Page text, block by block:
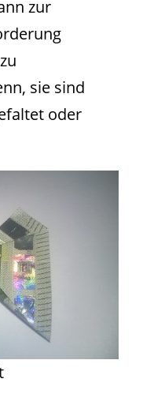
zur
sie sind
oder